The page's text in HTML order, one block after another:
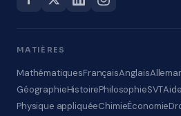
MATIÈRES
MathématiquesFrançaisAnglais
GéographieHistoirePhilosophieSVT
Physique appliquéeChimieÉconomie